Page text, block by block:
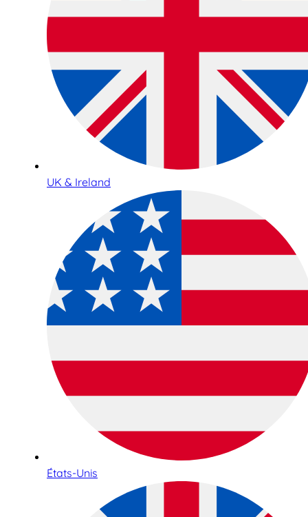
UK & Ireland
États-Unis